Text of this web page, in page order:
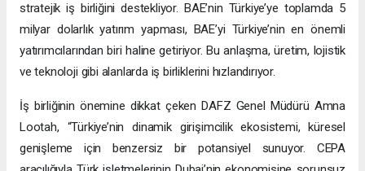
stratejik iş birliğini destekliyor. BAE’nin Türkiye’ye toplamda 5
milyar dolarlık yatırım yapması, BAE’yi Türkiye’nin en önemli
yatırımcılarından biri haline getiriyor. Bu anlaşma, üretim, lojistik
ve teknoloji gibi alanlarda iş birliklerini hızlandırıyor.
İş birliğinin önemine dikkat çeken DAFZ Genel Müdürü Amna
Lootah, “Türkiye’nin dinamik girişimcilik ekosistemi, küresel
genişleme için benzersiz bir potansiyel sunuyor. CEPA